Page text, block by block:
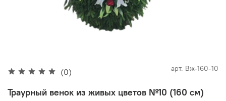
(0) арт. Вж-160-10
Траурный венок из живых цветов №10 (160 см)